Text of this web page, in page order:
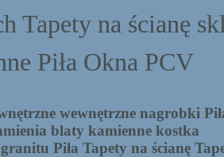
Tapety na ścianę
Piła Okna PCV
wewnętrzne nagrobki
blaty kamienne kostka
Piła Tapety na ścianę